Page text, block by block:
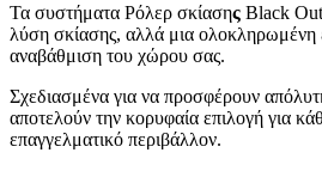
Τα συστήματα Ρόλερ σκίασης Black
λύση σκίασης, αλλά μια ολοκληρωμένη
αναβάθμιση του χώρου σας.
Σχεδιασμένα για να προσφέρουν
αποτελούν την κορυφαία επιλογή για
επαγγελματικό περιβάλλον.